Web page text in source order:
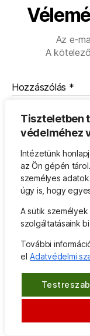
Tiszteletben
védelméhez
Intézetünk
az Ön gépén
személyes
úgy is, hogy
A sütik személyek
szolgáltatásaink
További
el Adatvédelmi
Az e-
A
Hozzászólás *
E-mail cím*